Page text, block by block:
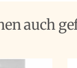
auch